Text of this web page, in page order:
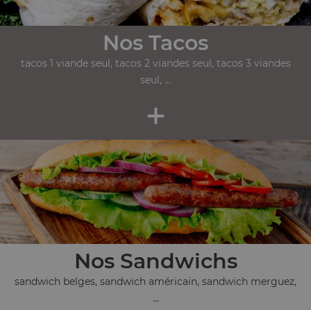
Nos Tacos
tacos 1 viande seul, tacos 2 viandes seul, tacos 3 viandes
seul, ...
+
Nos Sandwichs
sandwich belges, sandwich américain, sandwich merguez,
...